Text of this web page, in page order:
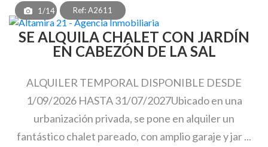
1/14 Ref: A2611
SE ALQUILA CHALET CON JARDÍN
EN CABEZÓN DE LA SAL
ALQUILER TEMPORAL DISPONIBLE DESDE
1/09/2026 HASTA 31/07/2027Ubicado en una
urbanización privada, se pone en alquiler un
fantástico chalet pareado, con amplio garaje y jar ...